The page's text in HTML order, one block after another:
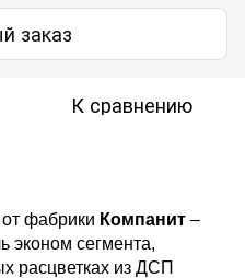
заказ
К сравнению
от фабрики Компанит –
эконом сегмента,
расцветках из ДСП